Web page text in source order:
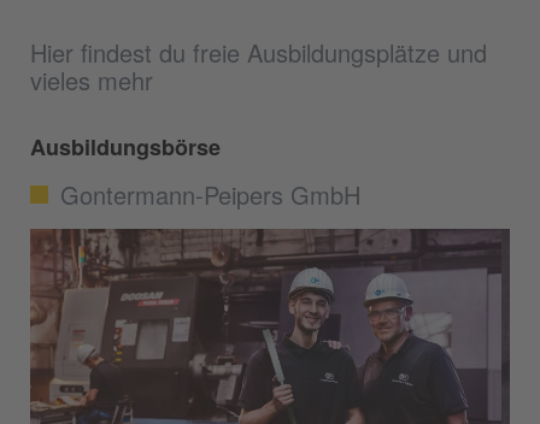
Hier findest du freie Ausbildungsplätze und
vieles mehr
Ausbildungsbörse
Gontermann-Peipers GmbH